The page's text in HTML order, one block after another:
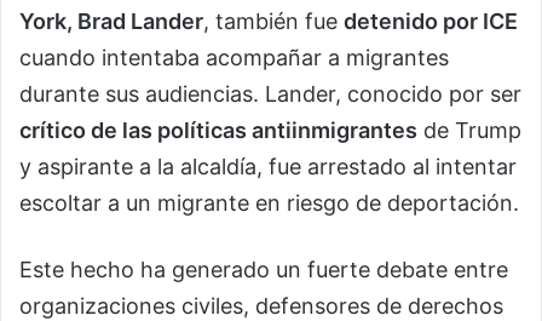
York, Brad Lander, también fue detenido por ICE
cuando intentaba acompañar a migrantes
durante sus audiencias. Lander, conocido por ser
crítico de las políticas antiinmigrantes de Trump
y aspirante a la alcaldía, fue arrestado al intentar
escoltar a un migrante en riesgo de deportación.
Este hecho ha generado un fuerte debate entre
organizaciones civiles, defensores de derechos